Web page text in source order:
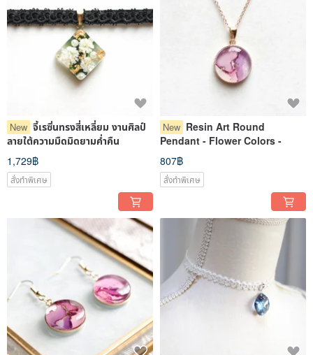
New จี้เรซิ่นทรงสี่เหลี่ยม งานศิลป์
ลายใต้ความมืดมิดยามค่ำคืน
1,729฿
สั่งทำพิเศษ
New Resin Art Round
Pendant - Flower Colors -
807฿
สั่งทำพิเศษ